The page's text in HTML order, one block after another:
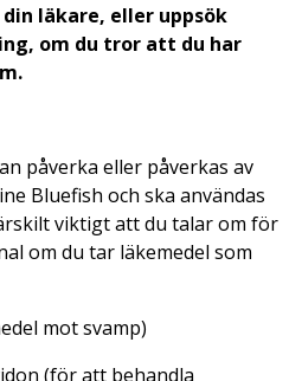
läkare, eller uppsök
om du tror att du har
påverka eller påverkas av
Bluefish och ska användas
viktigt att du talar om för
om du tar läkemedel som
mot svamp)
(för att behandla